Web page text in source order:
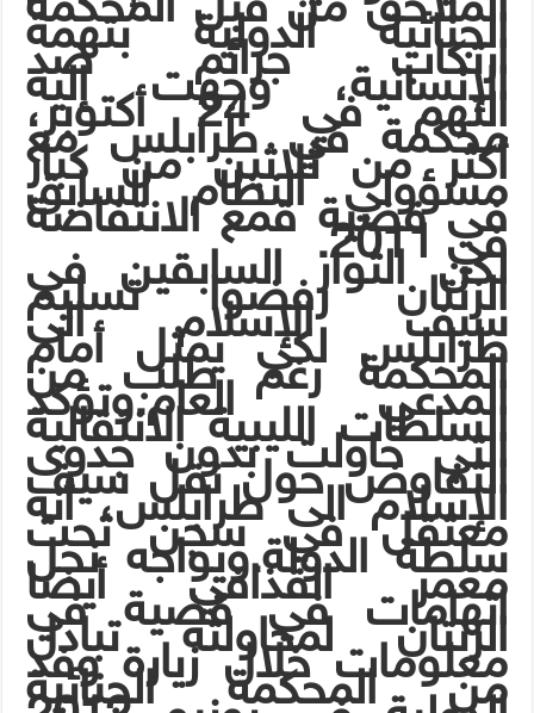
الجنائية الدولية بتهمة
ارتكاب جرائم ضد
الإنسانية، وجهت إليه
التهم في 24 أكتوبر،
محكمة في طرابلس مع
أكثر من ثلاثين من كبار
مسؤولي النظام السابق
في قضية قمع الانتفاضة
في 2011.
لكن الثوار السابقين في
الزنتان رفضوا تسليم
سيف الإسلام الى
طرابلس لكي يمثل أمام
المحكمة رغم طلب من
المدعي العام.وتؤكد
السلطات الليبية الانتقالية
التي حاولت بدون جدوى
التفاوض حول نقل سيف
الإسلام الى طرابلس، أنه
معتقل في سجن تحت
سلطة الدولة.ويواجه نجل
معمر القذافي أيضا
اتهامات في قضية في
الزنتان لمحاولته تبادل
معلومات خلال زيارة وفد
من المحكمة الجنائية